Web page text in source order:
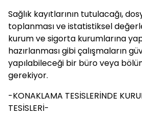
Sağlık kayıtlarının tutulacağı,
toplanması ve istatistiksel
kurum ve sigorta kurumlarına
hazırlanması gibi çalışmaların
yapılabileceği bir büro veya
gerekiyor.
-KONAKLAMA TESİSLERİNDE
TESİSLERİ-